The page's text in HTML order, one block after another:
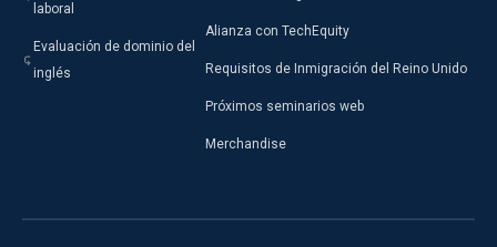
laboral
Evaluación de dominio del
inglés
Alianza con TechEquity
Requisitos de Inmigración del Reino Unido
Próximos seminarios web
Merchandise